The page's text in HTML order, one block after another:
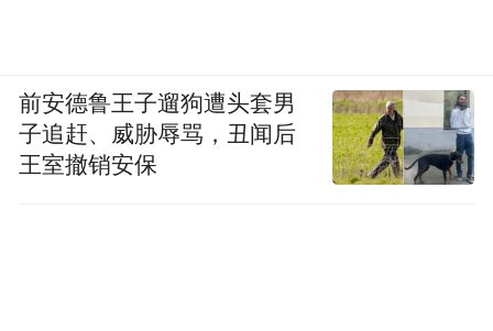
前安德鲁王子遛狗遭头套男
子追赶、威胁辱骂，丑闻后
王室撤销安保